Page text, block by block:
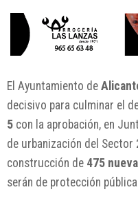
El Ayuntamiento de
decisivo para culminar el
5 con la aprobación, en
de urbanización del
construcción de 475
serán de protección